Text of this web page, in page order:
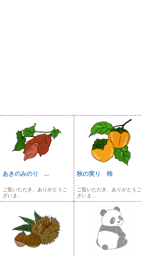
あきのみのり ...
ご覧いただき、ありがとうご
ざいま...
秋の実り 柿
ご覧いただき、ありがとうご
ざいま...